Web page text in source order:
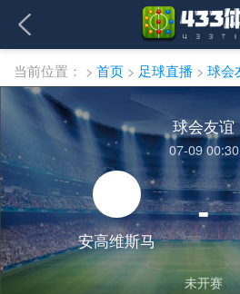
当前位置： > 首页 > 足球直播 >
球会友谊
07-09 00:30
安高维斯马
-
未开赛